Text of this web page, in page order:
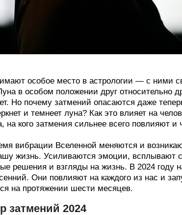
особое место в астрологии — с ними
в особом положении друг относительно
Но почему затмений опасаются даже
и темнеет луна? Как это влияет на
на кого затмения сильнее всего повлияют и
вибрации Вселенной меняются и
жизнь. Усиливаются эмоции, всплывают
решения и взгляды на жизнь. В 2024 году
Они повлияют на каждого из нас и
на протяжении шести месяцев.
затмений 2024